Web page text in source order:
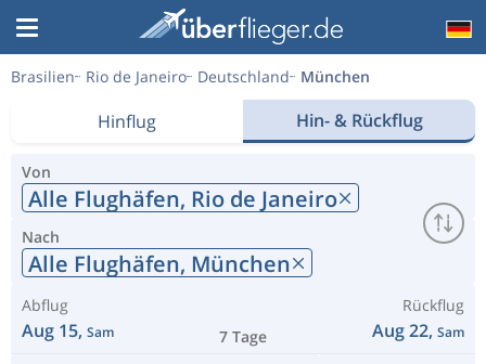
Brasilien Rio de Janeiro Deutschland München
Hinflug Hin- & Rückflug
Von
Alle Flughäfen, Rio de Janeiro
Nach
Alle Flughäfen, München
Abflug
Aug 15, Sam 7 Tage
Rückflug
Aug 22, Sam